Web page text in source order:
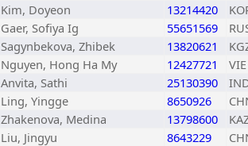
Kim, Doyeon 13214420
Gaer, Sofiya Ig 55651569
Sagynbekova, Zhibek 13820621
Nguyen, Hong Ha My 12427721
VIE
Anvita, Sathi 25130390
Ling, Yingge 8650926
Zhakenova, Medina 13798600
Liu, Jingyu 8643229